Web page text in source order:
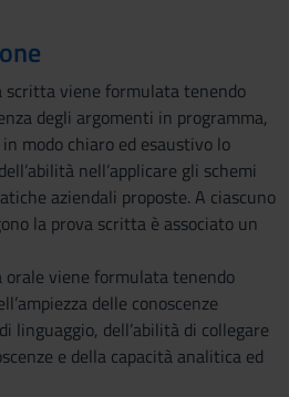
scritta viene formulata tenendo
degli argomenti in programma,
modo chiaro ed esaustivo lo
nell’applicare gli schemi
aziendali proposte. A ciascuno
la prova scritta è associato un
orale viene formulata tenendo
delle conoscenze
linguaggio, dell’abilità di collegare
e della capacità analitica ed